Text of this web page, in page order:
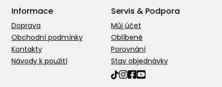
Informace
Doprava
Obchodní podmínky
Kontakty
Návody k použití
Servis & Podpora
Můj účet
Oblíbené
Porovnání
Stav objednávky